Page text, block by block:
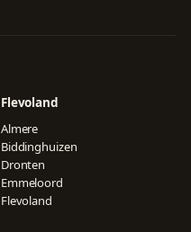
Flevoland
Almere
Biddinghuizen
Dronten
Emmeloord
Flevoland